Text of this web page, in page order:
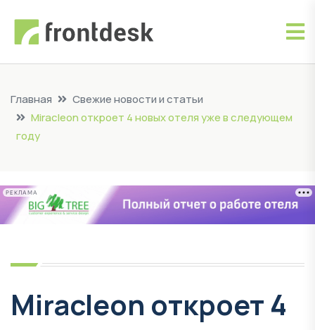
Главная
Свежие новости и статьи
Miracleon откроет 4 новых отеля уже в следующем
году
РЕКЛАМА
Miracleon откроет 4